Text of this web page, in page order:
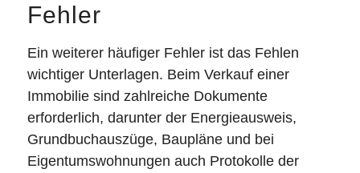
Fehler
Ein weiterer häufiger Fehler ist das Fehlen
wichtiger Unterlagen. Beim Verkauf einer
Immobilie sind zahlreiche Dokumente
erforderlich, darunter der Energieausweis,
Grundbuchauszüge, Baupläne und bei
Eigentumswohnungen auch Protokolle der